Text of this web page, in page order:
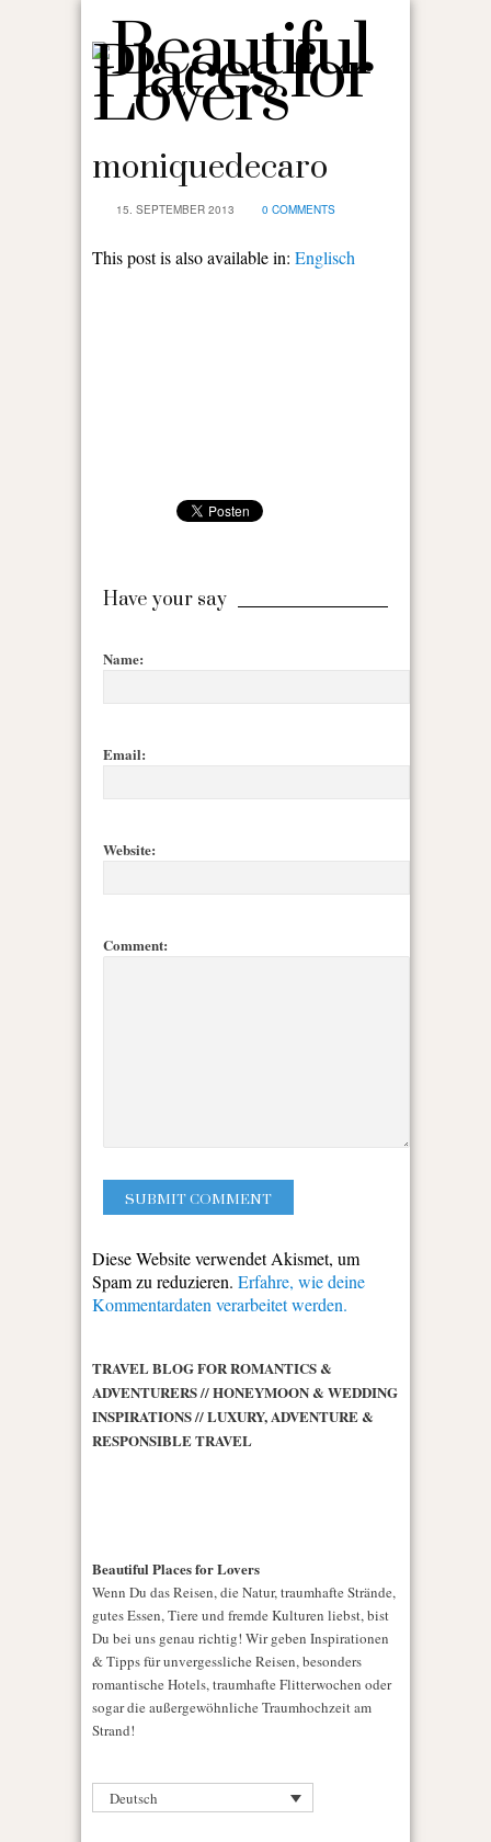
moniquedecaro
15. SEPTEMBER 2013 0 COMMENTS
This post is also available in: Englisch
Have your say
Name:
Email:
Website:
Comment:
Diese Website verwendet Akismet, um
Spam zu reduzieren. Erfahre, wie deine
Kommentardaten verarbeitet werden.
TRAVEL BLOG FOR ROMANTICS &
ADVENTURERS // HONEYMOON & WEDDING
INSPIRATIONS // LUXURY, ADVENTURE &
RESPONSIBLE TRAVEL
Beautiful Places for Lovers
Wenn Du das Reisen, die Natur, traumhafte Strände,
gutes Essen, Tiere und fremde Kulturen liebst, bist
Du bei uns genau richtig! Wir geben Inspirationen
& Tipps für unvergessliche Reisen, besonders
romantische Hotels, traumhafte Flitterwochen oder
sogar die außergewöhnliche Traumhochzeit am
Strand!
Deutsch